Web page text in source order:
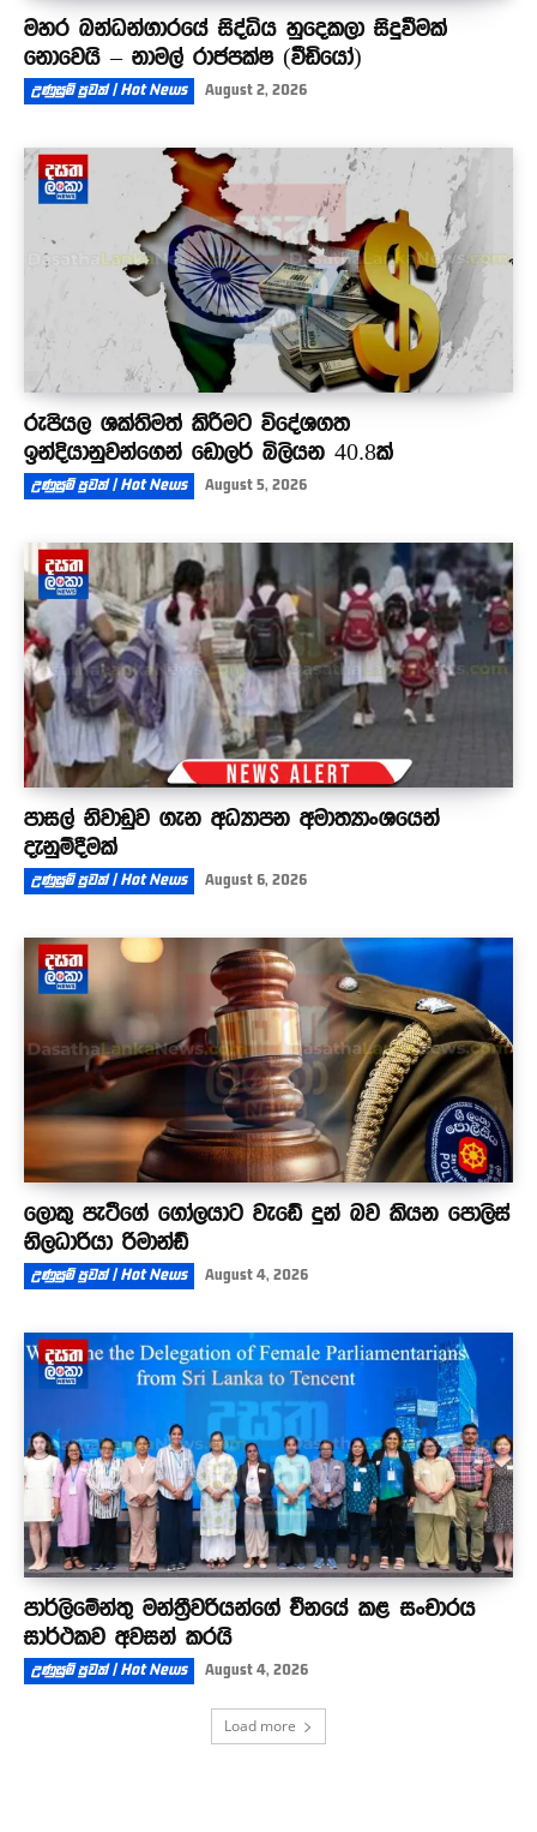
මහර බන්ධන්ගාරයේ සිද්ධිය හුදෙකලා සිදුවීමක්
නොවෙයි – නාමල් රාජපක්ෂ (වීඩියෝ)
උණුසුම් පුවත් | Hot News August 2, 2026
රුපියල ශක්තිමත් කිරීමට විදේශගත
ඉන්දියානුවන්ගෙන් ඩොලර් බිලියන 40.8ක්
උණුසුම් පුවත් | Hot News August 5, 2026
පාසල් නිවාඩුව ගැන අධ්‍යාපන අමාත්‍යාංශයෙන්
දැනුම්දීමක්
උණුසුම් පුවත් | Hot News August 6, 2026
ලොකු පැටීගේ ගෝලයාට වැඩේ දුන් බව කියන පොලිස්
නිලධාරියා රිමාන්ඩ්
උණුසුම් පුවත් | Hot News August 4, 2026
පාර්ලිමේන්තු මන්ත්‍රීවරියන්ගේ චීනයේ කළ සංචාරය
සාර්ථකව අවසන් කරයි
උණුසුම් පුවත් | Hot News August 4, 2026
Load more